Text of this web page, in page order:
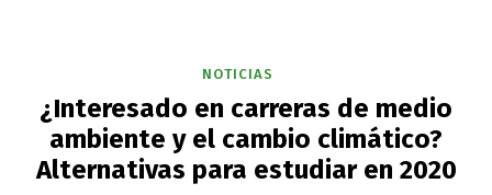
NOTICIAS
¿Interesado en carreras de medio
ambiente y el cambio climático?
Alternativas para estudiar en 2020